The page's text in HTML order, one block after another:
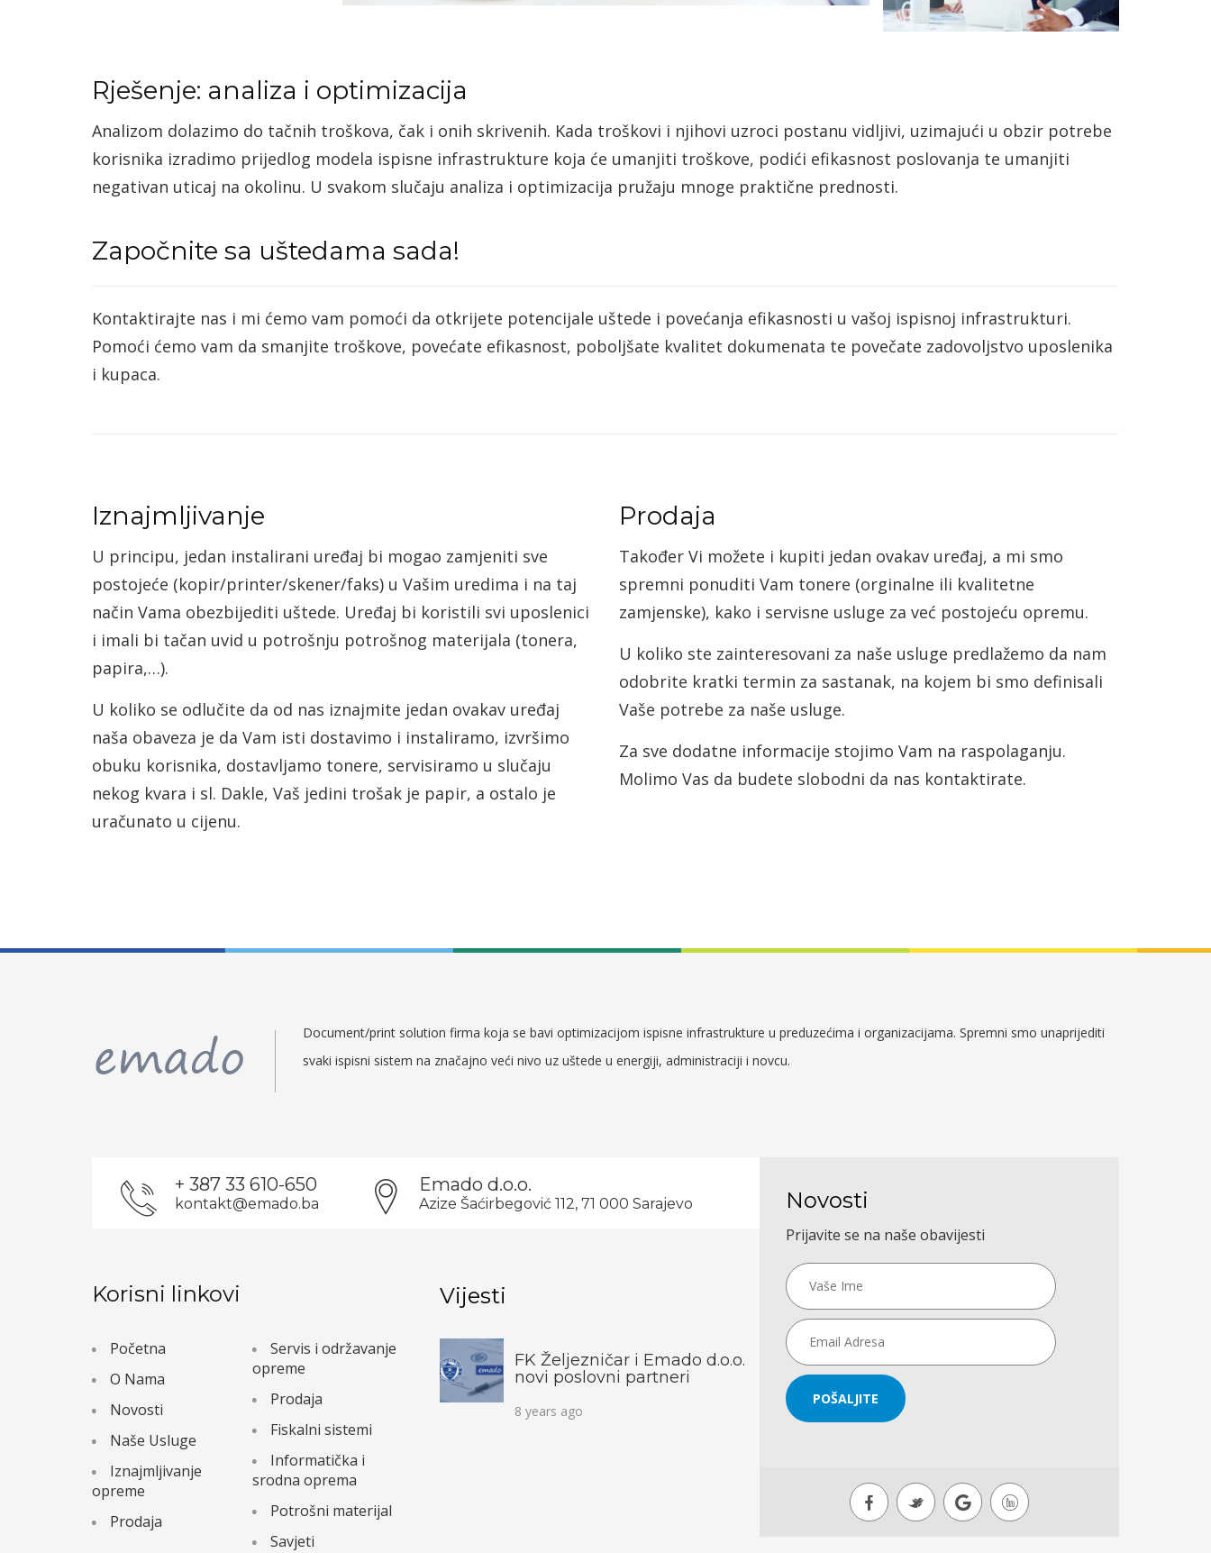
Rješenje: analiza i optimizacija
Analizom dolazimo do tačnih troškova, čak i onih skrivenih. Kada troškovi i njihovi uzroci postanu vidljivi, uzimajući u obzir potrebe
korisnika izradimo prijedlog modela ispisne infrastrukture koja će umanjiti troškove, podići efikasnost poslovanja te umanjiti
negativan uticaj na okolinu. U svakom slučaju analiza i optimizacija pružaju mnoge praktične prednosti.
Započnite sa uštedama sada!
Kontaktirajte nas i mi ćemo vam pomoći da otkrijete potencijale uštede i povećanja efikasnosti u vašoj ispisnoj infrastrukturi.
Pomoći ćemo vam da smanjite troškove, povećate efikasnost, poboljšate kvalitet dokumenata te povečate zadovoljstvo uposlenika
i kupaca.
Iznajmljivanje
U principu, jedan instalirani uređaj bi mogao zamjeniti sve
postojeće (kopir/printer/skener/faks) u Vašim uredima i na taj
način Vama obezbijediti uštede. Uređaj bi koristili svi uposlenici
i imali bi tačan uvid u potrošnju potrošnog materijala (tonera,
papira,…).
U koliko se odlučite da od nas iznajmite jedan ovakav uređaj
naša obaveza je da Vam isti dostavimo i instaliramo, izvršimo
obuku korisnika, dostavljamo tonere, servisiramo u slučaju
nekog kvara i sl. Dakle, Vaš jedini trošak je papir, a ostalo je
uračunato u cijenu.
Prodaja
Također Vi možete i kupiti jedan ovakav uređaj, a mi smo
spremni ponuditi Vam tonere (orginalne ili kvalitetne
zamjenske), kako i servisne usluge za već postojeću opremu.
U koliko ste zainteresovani za naše usluge predlažemo da nam
odobrite kratki termin za sastanak, na kojem bi smo definisali
Vaše potrebe za naše usluge.
Za sve dodatne informacije stojimo Vam na raspolaganju.
Molimo Vas da budete slobodni da nas kontaktirate.
Document/print solution firma koja se bavi optimizacijom ispisne infrastrukture u preduzećima i organizacijama. Spremni smo unaprijediti
svaki ispisni sistem na značajno veći nivo uz uštede u energiji, administraciji i novcu.
+ 387 33 610-650
kontakt@emado.ba
Emado d.o.o.
Azize Šaćirbegović 112, 71 000 Sarajevo
Korisni linkovi
Početna
O Nama
Novosti
Naše Usluge
Iznajmljivanje
opreme
Prodaja
Servis i održavanje
opreme
Prodaja
Fiskalni sistemi
Informatička i
srodna oprema
Potrošni materijal
Savjeti
Vijesti
FK Željezničar i Emado d.o.o.
novi poslovni partneri
8 years ago
Novosti
Prijavite se na naše obavijesti
POŠALJITE